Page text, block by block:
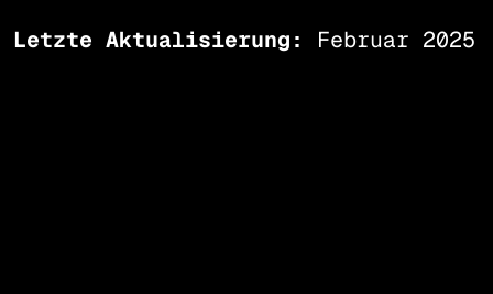
Letzte Aktualisierung:
Februar 2025